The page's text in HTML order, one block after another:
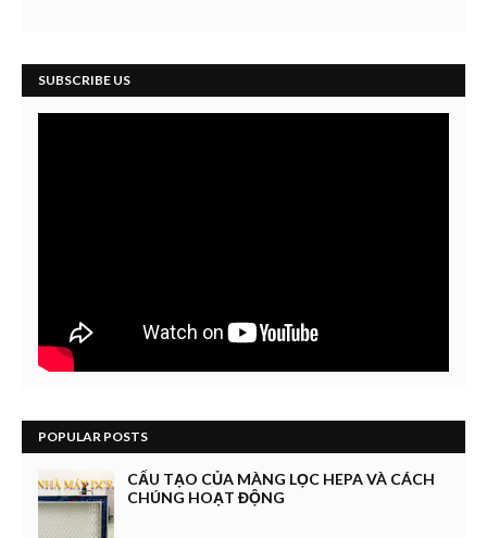
SUBSCRIBE US
POPULAR POSTS
CẤU TẠO CỦA MÀNG LỌC HEPA VÀ CÁCH
CHÚNG HOẠT ĐỘNG